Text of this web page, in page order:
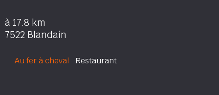
à 17.8 km
7522 Blandain
Au fer à cheval Restaurant